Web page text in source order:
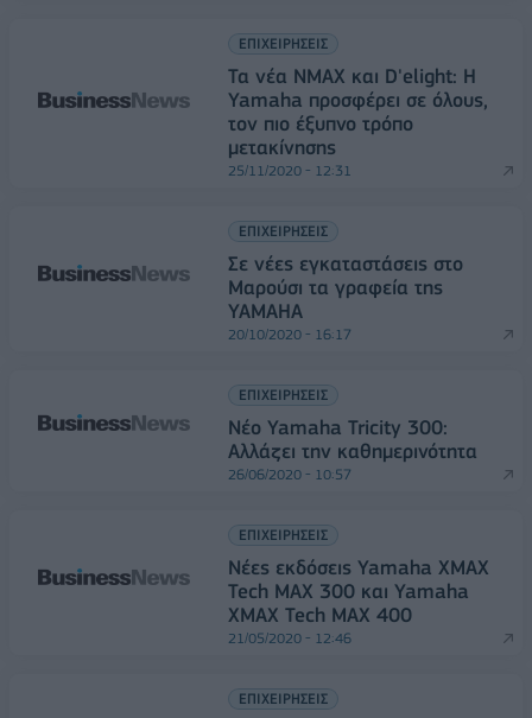
ΕΠΙΧΕΙΡΗΣΕΙΣ
Τα νέα NMAX και D'elight: Η
Yamaha προσφέρει σε όλους,
τον πιο έξυπνο τρόπο
μετακίνησης
25/11/2020 - 12:31
ΕΠΙΧΕΙΡΗΣΕΙΣ
Σε νέες εγκαταστάσεις στο
Μαρούσι τα γραφεία της
YAMAHA
20/10/2020 - 16:17
ΕΠΙΧΕΙΡΗΣΕΙΣ
Νέο Yamaha Tricity 300:
Αλλάζει την καθημερινότητα
26/06/2020 - 10:57
ΕΠΙΧΕΙΡΗΣΕΙΣ
Νέες εκδόσεις Yamaha ΧΜΑΧ
Tech MAX 300 και Yamaha
ΧΜΑΧ Tech MAX 400
21/05/2020 - 12:46
ΕΠΙΧΕΙΡΗΣΕΙΣ